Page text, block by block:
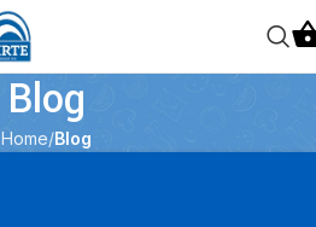
Blog
Home Blog